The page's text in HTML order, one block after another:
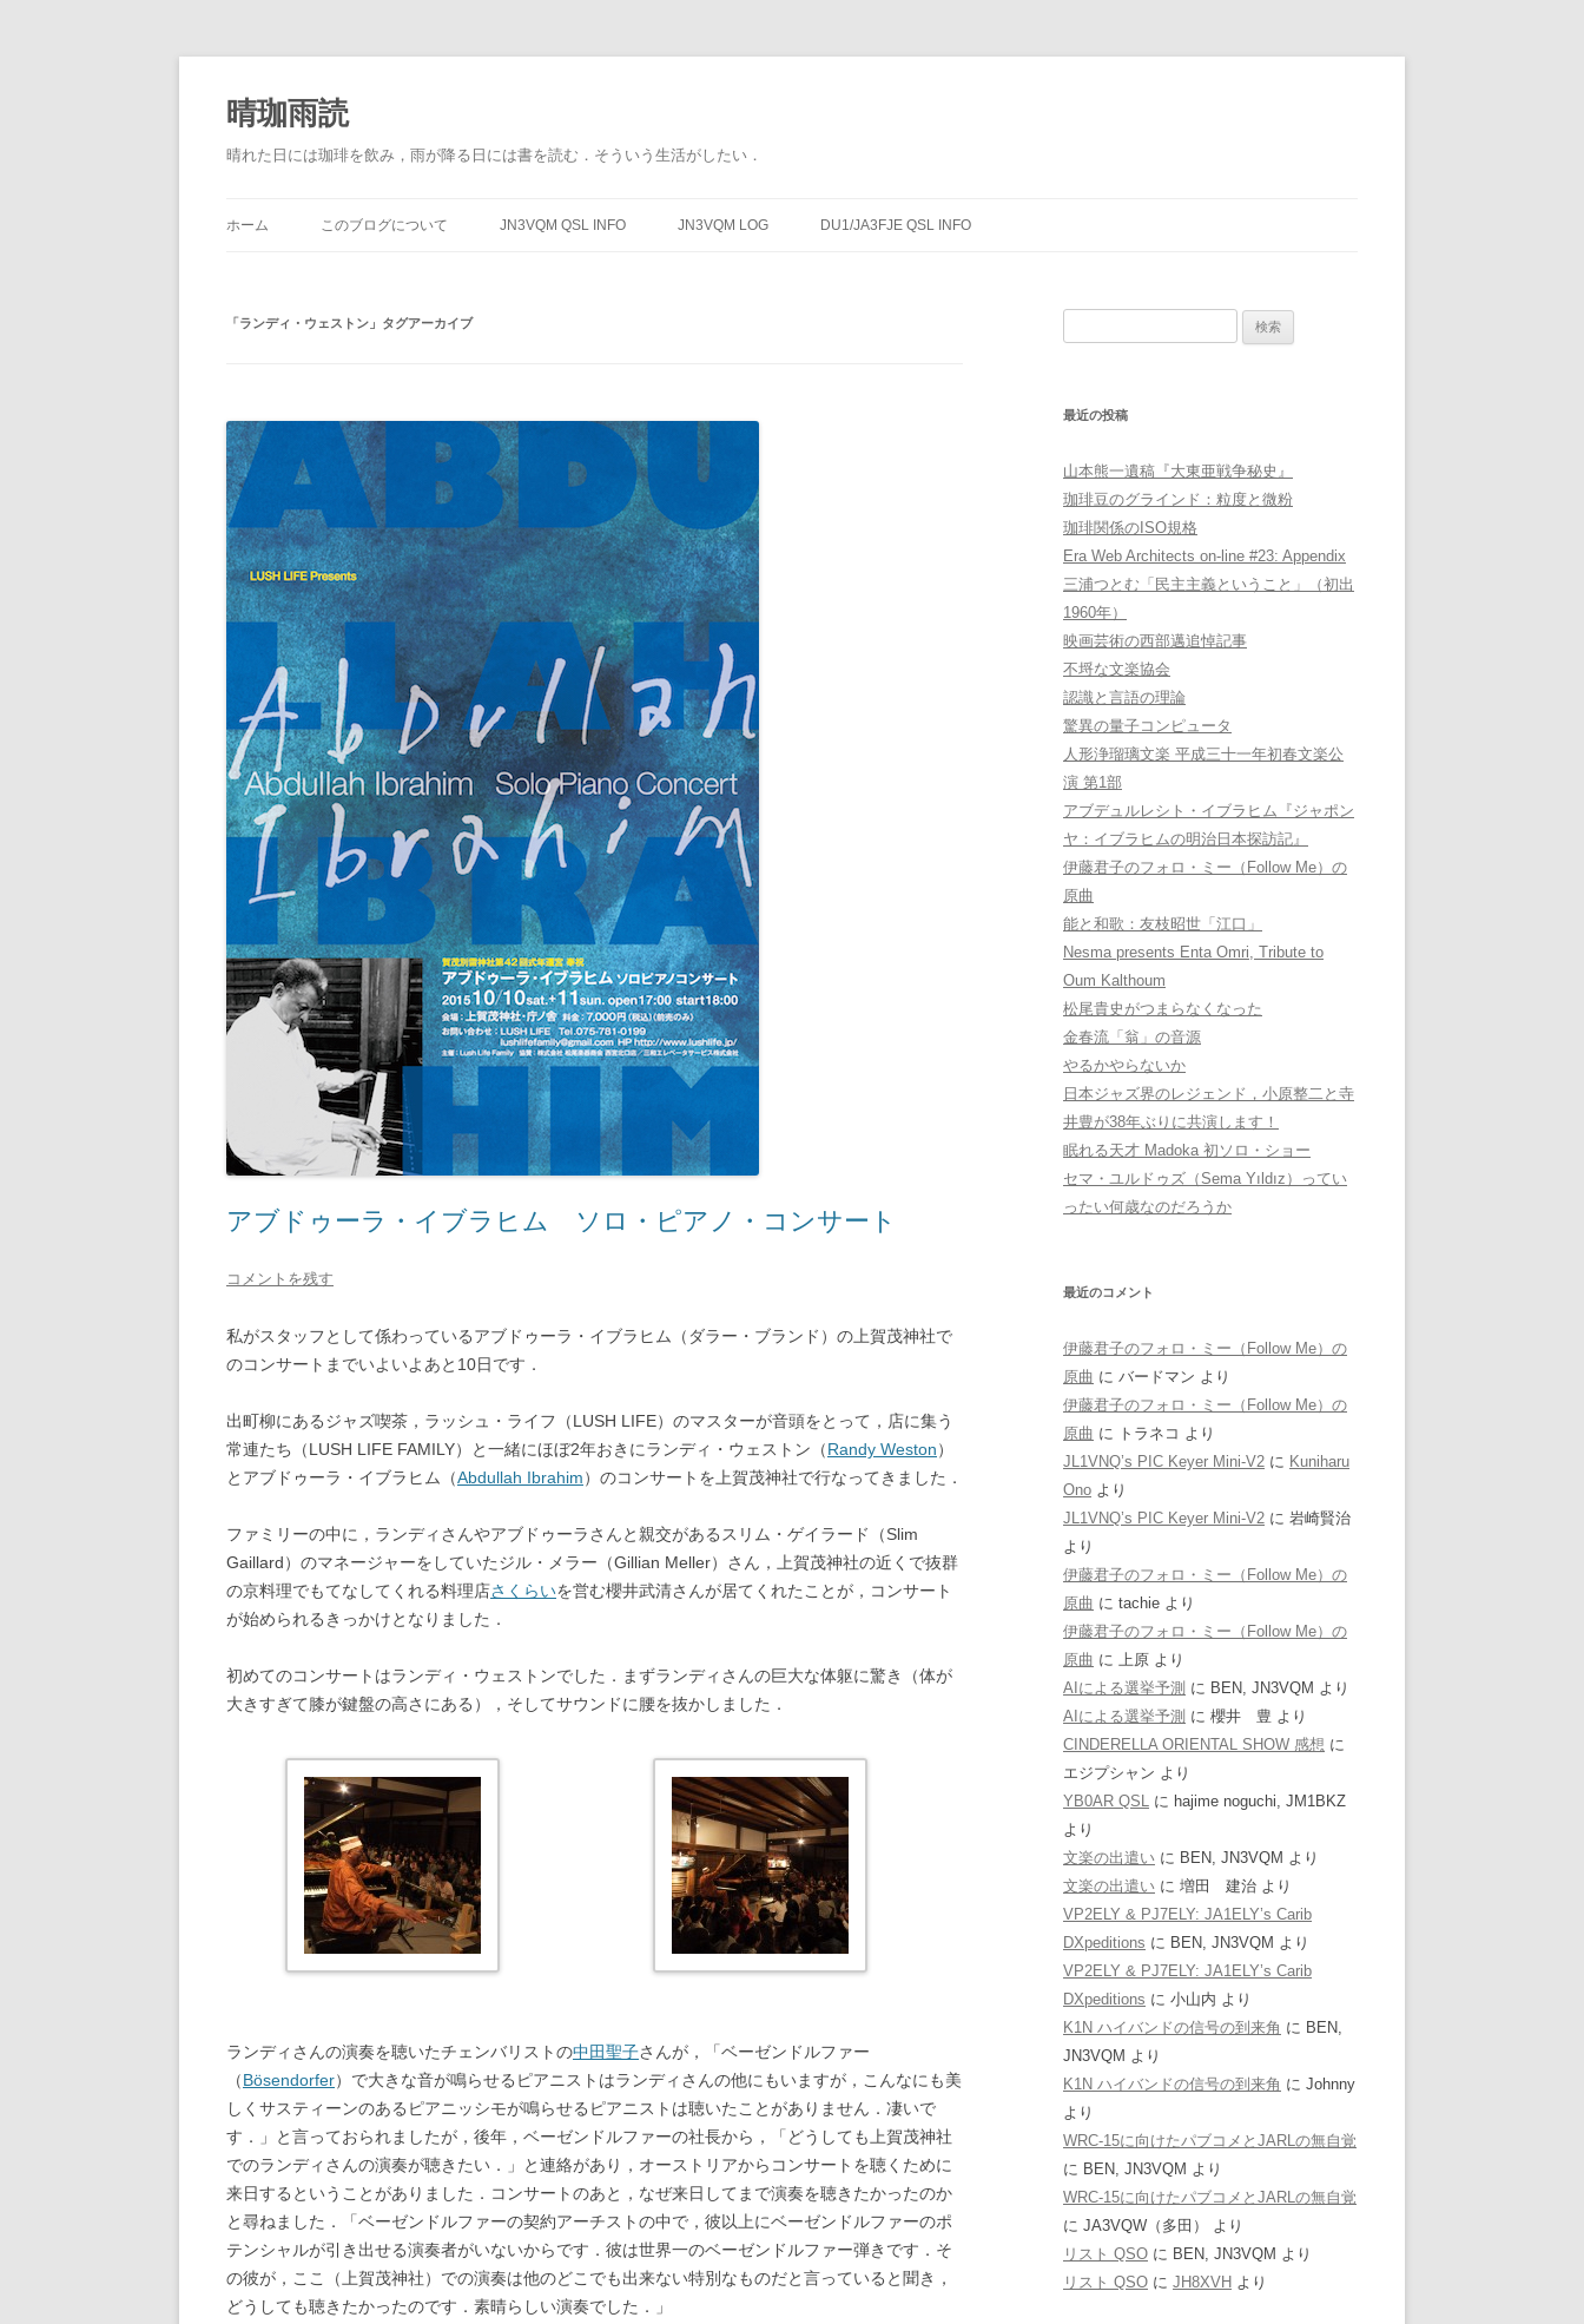
晴珈雨読
晴れた日には珈琲を飲み，雨が降る日には書を読む．そういう生活がしたい．
ホーム このブログについて JN3VQM QSL INFO JN3VQM LOG DU1/JA3FJE QSL INFO
「ランディ・ウェストン 」タグアーカイブ
アブドゥーラ・イブラヒム ソロ・ピアノ・コンサート
コメントを残す
私がスタッフとして係わっているアブドゥーラ・イブラヒム（ダラー・ブランド）の上賀茂神社で
のコンサートまでいよいよあと10日です．
出町柳にあるジャズ喫茶，ラッシュ・ライフ（LUSH LIFE）のマスターが音頭をとって，店に集う
常連たち（LUSH LIFE FAMILY）と一緒にほぼ2年おきにランディ・ウェストン（Randy Weston）
とアブドゥーラ・イブラヒム（Abdullah Ibrahim）のコンサートを上賀茂神社で行なってきました．
ファミリーの中に，ランディさんやアブドゥーラさんと親交があるスリム・ゲイラード（Slim
Gaillard）のマネージャーをしていたジル・メラー（Gillian Meller）さん，上賀茂神社の近くで抜群
の京料理でもてなしてくれる料理店さくらいを営む櫻井武清さんが居てくれたことが，コンサート
が始められるきっかけとなりました．
初めてのコンサートはランディ・ウェストンでした．まずランディさんの巨大な体躯に驚き（体が
大きすぎて膝が鍵盤の高さにある），そしてサウンドに腰を抜かしました．
ランディさんの演奏を聴いたチェンバリストの中田聖子さんが，「ベーゼンドルファー
（Bösendorfer）で大きな音が鳴らせるピアニストはランディさんの他にもいますが，こんなにも美
しくサスティーンのあるピアニッシモが鳴らせるピアニストは聴いたことがありません．凄いで
す．」と言っておられましたが，後年，ベーゼンドルファーの社長から，「どうしても上賀茂神社
でのランディさんの演奏が聴きたい．」と連絡があり，オーストリアからコンサートを聴くために
来日するということがありました．コンサートのあと，なぜ来日してまで演奏を聴きたかったのか
と尋ねました．「ベーゼンドルファーの契約アーチストの中で，彼以上にベーゼンドルファーのポ
テンシャルが引き出せる演奏者がいないからです．彼は世界一のベーゼンドルファー弾きです．そ
の彼が，ここ（上賀茂神社）での演奏は他のどこでも出来ない特別なものだと言っていると聞き，
どうしても聴きたかったのです．素晴らしい演奏でした．」
最近の投稿
山本熊一遺稿『大東亜戦争秘史』
珈琲豆のグラインド：粒度と微粉
珈琲関係のISO規格
Era Web Architects on-line #23: Appendix
三浦つとむ「民主主義ということ」（初出
1960年）
映画芸術の西部邁追悼記事
不埒な文楽協会
認識と言語の理論
驚異の量子コンピュータ
人形浄瑠璃文楽 平成三十一年初春文楽公
演 第1部
アブデュルレシト・イブラヒム『ジャポン
ヤ：イブラヒムの明治日本探訪記』
伊藤君子のフォロ・ミー（Follow Me）の
原曲
能と和歌：友枝昭世「江口」
Nesma presents Enta Omri, Tribute to
Oum Kalthoum
松尾貴史がつまらなくなった
金春流「翁」の音源
やるかやらないか
日本ジャズ界のレジェンド，小原整二と寺
井豊が38年ぶりに共演します！
眠れる天才 Madoka 初ソロ・ショー
セマ・ユルドゥズ（Sema Yıldız）ってい
ったい何歳なのだろうか
最近のコメント
伊藤君子のフォロ・ミー（Follow Me）の
原曲 に バードマン より
伊藤君子のフォロ・ミー（Follow Me）の
原曲 に トラネコ より
JL1VNQ’s PIC Keyer Mini-V2 に Kuniharu
Ono より
JL1VNQ’s PIC Keyer Mini-V2 に 岩崎賢治
より
伊藤君子のフォロ・ミー（Follow Me）の
原曲 に tachie より
伊藤君子のフォロ・ミー（Follow Me）の
原曲 に 上原 より
AIによる選挙予測 に BEN, JN3VQM より
AIによる選挙予測 に 櫻井 豊 より
CINDERELLA ORIENTAL SHOW 感想 に
エジプシャン より
YB0AR QSL に hajime noguchi, JM1BKZ
より
文楽の出遣い に BEN, JN3VQM より
文楽の出遣い に 増田 建治 より
VP2ELY & PJ7ELY: JA1ELY’s Carib
DXpeditions に BEN, JN3VQM より
VP2ELY & PJ7ELY: JA1ELY’s Carib
DXpeditions に 小山内 より
K1N ハイバンドの信号の到来角 に BEN,
JN3VQM より
K1N ハイバンドの信号の到来角 に Johnny
より
WRC-15に向けたパブコメとJARLの無自覚
に BEN, JN3VQM より
WRC-15に向けたパブコメとJARLの無自覚
に JA3VQW（多田）
より
リスト QSO に BEN, JN3VQM より
リスト QSO に JH8XVH より